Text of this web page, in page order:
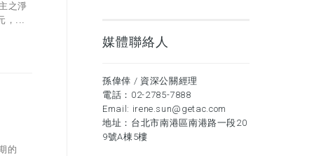
之淨
，...
的
媒體聯絡人
孫偉倖 / 資深公關經理
電話： 02-2785-7888
Email: irene.sun@getac.com
地址：台北市南港區南港路一段20
9號A棟5樓